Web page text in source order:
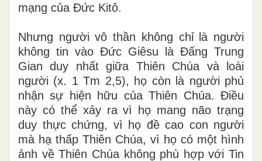
mạng của Đức Kitô.
Nhưng người vô thần không chỉ là người
không tin vào Đức Giêsu là Đấng Trung
Gian duy nhất giữa Thiên Chúa và loài
người (x. 1 Tm 2,5), họ còn là người phủ
nhận sự hiện hữu của Thiên Chúa. Điều
này có thể xảy ra vì họ mang não trạng
duy thực chứng, vì họ đề cao con người
mà hạ thấp Thiên Chúa, vì họ có một hình
ảnh về Thiên Chúa không phù hợp với Tin